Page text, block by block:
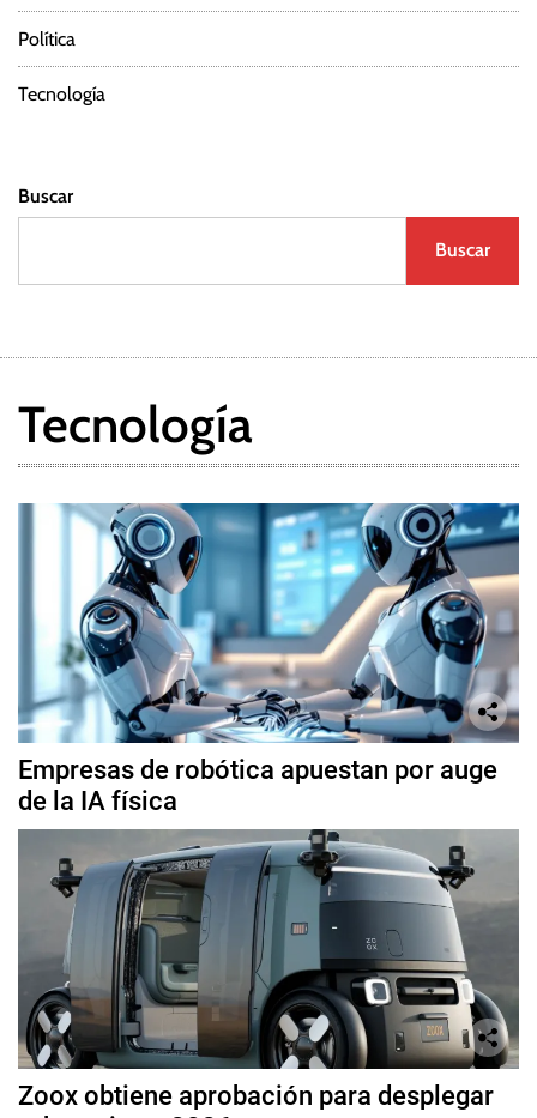
Política
Tecnología
Buscar
Buscar
Tecnología
Empresas de robótica apuestan por auge
de la IA física
Zoox obtiene aprobación para desplegar